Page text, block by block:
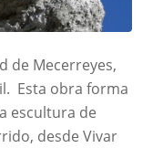
de Mecerreyes,
Esta obra forma
escultura de
desde Vivar